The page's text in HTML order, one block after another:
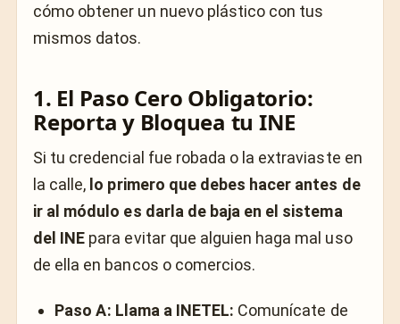
cómo obtener un nuevo plástico con tus
mismos datos.
1. El Paso Cero Obligatorio:
Reporta y Bloquea tu INE
Si tu credencial fue robada o la extraviaste en
la calle, lo primero que debes hacer antes de
ir al módulo es darla de baja en el sistema
del INE para evitar que alguien haga mal uso
de ella en bancos o comercios.
Paso A: Llama a INETEL: Comunícate de